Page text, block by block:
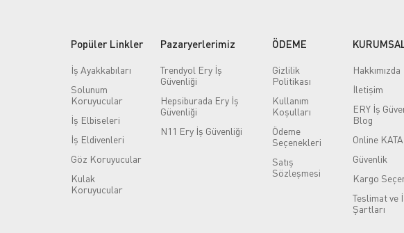
Popüler Linkler
İş Ayakkabıları
Solunum
Koruyucular
İş Elbiseleri
İş Eldivenleri
Göz Koruyucular
Kulak
Koruyucular
Pazaryerlerimiz
Trendyol Ery İş
Güvenliği
Hepsiburada Ery İş
Güvenliği
N11 Ery İş Güvenliği
ÖDEME
Gizlilik
Politikası
Kullanım
Koşulları
Ödeme
Seçenekleri
Satış
Sözleşmesi
Hakkımızda
İletişim
ERY İş
Blog
Online
Güvenlik
Kargo
Teslimat ve
Şartları